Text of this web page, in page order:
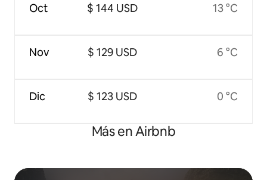
Oct
Nov
Dic
$ 144 USD
$ 129 USD
$ 123 USD
13 °C
6 °C
0 °C
Más en Airbnb